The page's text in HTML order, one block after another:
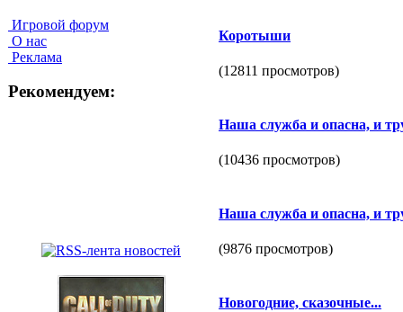
Игровой форум
О нас
Реклама
Рекомендуем:
Коротыши
(12811 просмотров)
Наша служба и опасна, и
(10436 просмотров)
Наша служба и опасна, и
(9876 просмотров)
Новогодние, сказочные...